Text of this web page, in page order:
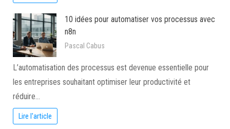
10 idées pour automatiser vos processus avec
n8n
Pascal Cabus
L’automatisation des processus est devenue essentielle pour
les entreprises souhaitant optimiser leur productivité et
réduire…
Lire l'article